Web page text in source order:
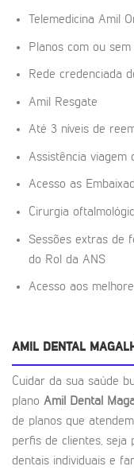
Telemedicina Amil
Planos com ou
Rede credenciada
Amil Resgate
Até 3 níveis de
Assistência viagem
Acesso as
Cirurgia
Sessões extras de
do Rol da ANS
Acesso aos
AMIL DENTAL
Cuidar da sua saúde
plano Amil Dental
de planos que
perfis de clientes, seja
dentais individuais e